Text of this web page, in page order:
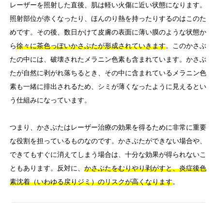
レーザーを照射した直後、肌は軽い火傷に近い状態になります。
照射部位が赤くなったり、ほんのり熱を持ったりするのはこのた
めです。その後、数日かけて皮膚の表面に薄い膜のような状態か
ら徐々に茶色っぽいかさぶたが形成されていきます。このかさぶ
たの中には、破壊されたメラニン色素も含まれています。かさぶ
たが自然に剥がれ落ちるとき、その中に含まれているメラニン色
素も一緒に排出されるため、シミが薄くなったように見えるとい
う仕組みになっています。
つまり、かさぶたはレーザー治療の効果を得るために非常に重要
な役割を担っているものなのです。かさぶたができない場合や、
できてもすぐに消えてしまう場合は、十分な効果が得られないこ
ともあります。反対に、 かさぶたをむりやり剥がすと、炎症後色
素沈着（いわゆる戻りジミ）のリスクが高くなります。